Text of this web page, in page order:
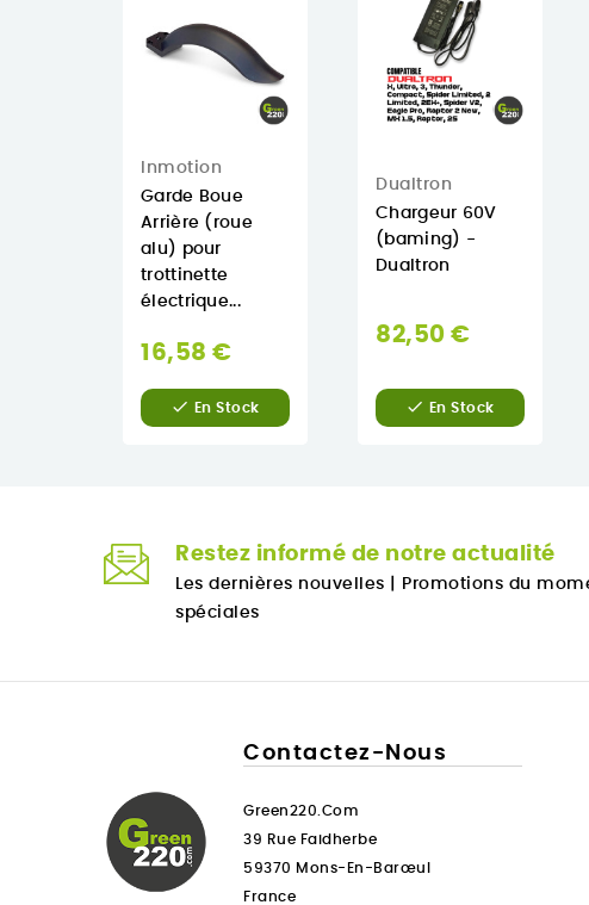
Inmotion
Garde Boue
Arrière (roue
alu) pour
trottinette
électrique...
16,58 €
 En Stock
Dualtron
Chargeur 60V
(baming) -
Dualtron
82,50 €
 En Stock
Restez informé de notre actualité
Les dernières nouvelles Promotions du
spéciales
Contactez-Nous
Green220.com
39 Rue Faidherbe
59370 Mons-En-Barœul
France